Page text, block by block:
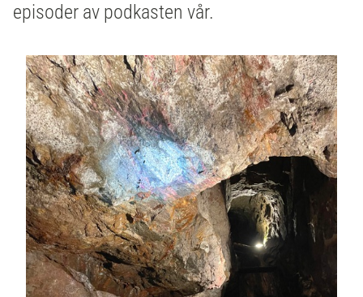
episoder av podkasten vår.